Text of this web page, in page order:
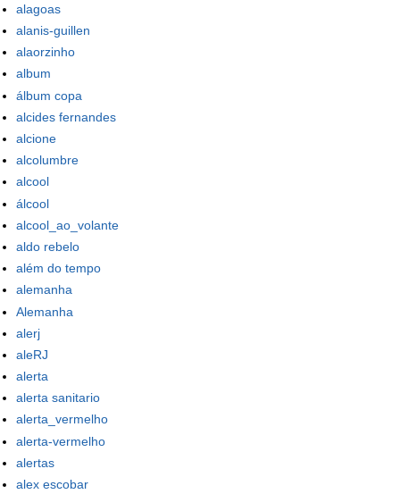
alagoas
alanis-guillen
alaorzinho
album
álbum copa
alcides fernandes
alcione
alcolumbre
alcool
álcool
alcool_ao_volante
aldo rebelo
além do tempo
alemanha
Alemanha
alerj
aleRJ
alerta
alerta sanitario
alerta_vermelho
alerta-vermelho
alertas
alex escobar